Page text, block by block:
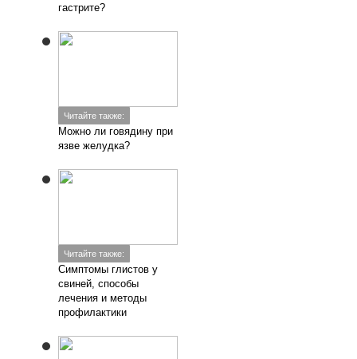
гастрите?
Читайте также:
Можно ли говядину при
язве желудка?
Читайте также:
Симптомы глистов у
свиней, способы
лечения и методы
профилактики